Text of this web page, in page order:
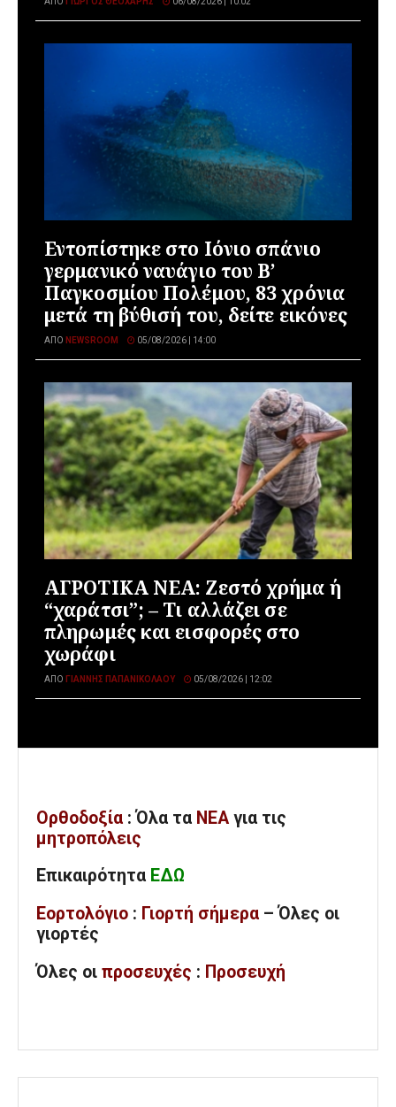
Εντοπίστηκε στο Ιόνιο σπάνιο
γερμανικό ναυάγιο του Β’
Παγκοσμίου Πολέμου, 83 χρόνια
μετά τη βύθισή του, δείτε εικόνες
ΑΠΌ NEWSROOM 05/08/2026 | 14:00
ΑΓΡΟΤΙΚΑ ΝΕΑ: Ζεστό χρήμα ή
“χαράτσι”; – Τι αλλάζει σε
πληρωμές και εισφορές στο
χωράφι
ΑΠΌ ΓΙΆΝΝΗΣ ΠΑΠΑΝΙΚΟΛΆΟΥ 05/08/2026 | 12:02
Ορθοδοξία : Όλα τα ΝΕΑ για τις
μητροπόλεις
Επικαιρότητα ΕΔΩ
Εορτολόγιο : Γιορτή σήμερα – Όλες οι
γιορτές
Όλες οι προσευχές : Προσευχή